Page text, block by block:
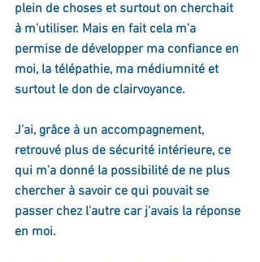
plein de choses et surtout on cherchait
à m'utiliser. Mais en fait cela m'a
permise de développer ma confiance en
moi, la télépathie, ma médiumnité et
surtout le don de clairvoyance.
J'ai, grâce à un accompagnement,
retrouvé plus de sécurité intérieure, ce
qui m'a donné la possibilité de ne plus
chercher à savoir ce qui pouvait se
passer chez l'autre car j'avais la réponse
en moi.